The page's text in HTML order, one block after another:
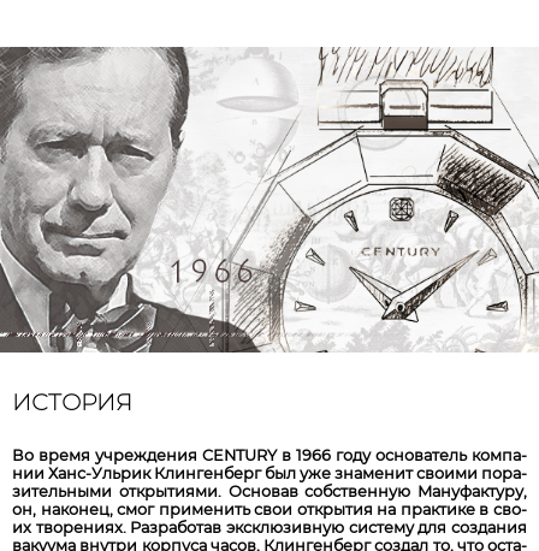
ИСТОРИЯ
Во вре­мя уч­реж­де­ния CENTURY в 1966 го­ду ос­но­ва­тель ком­па­
нии Ханс-Ульрик Клин­ген­берг был уже зна­ме­нит свои­ми по­ра­
зи­тель­ны­ми от­кры­тия­ми. Ос­но­вав собст­вен­ную Ма­ну­фак­ту­ру,
он, на­ко­нец, смог при­ме­нить свои от­кры­тия на прак­ти­ке в сво­
их тво­ре­ни­ях. Раз­ра­бо­тав экс­клю­зив­ную сис­те­му для соз­да­ния
ва­куума вну­три кор­пу­са ча­сов, Клин­ген­берг соз­дал то, что ос­та­